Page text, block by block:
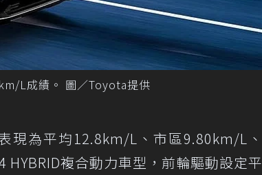
L成績。 圖／Toyota提供
現為平均12.8km/L、市區9.80km/L、
複合動力車型，前輪驅動設定平